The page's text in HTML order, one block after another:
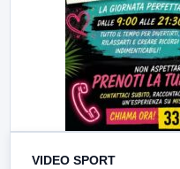
VIDEO SPORT